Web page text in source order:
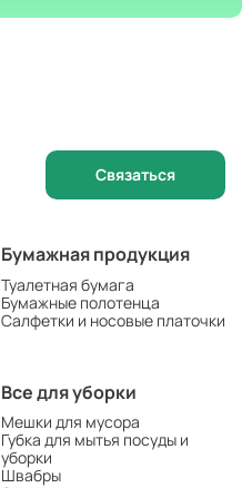
Связаться
Бумажная продукция
Туалетная бумага
Бумажные полотенца
Салфетки и носовые платочки
Все для уборки
Мешки для мусора
Губка для мытья посуды и
уборки
Швабры